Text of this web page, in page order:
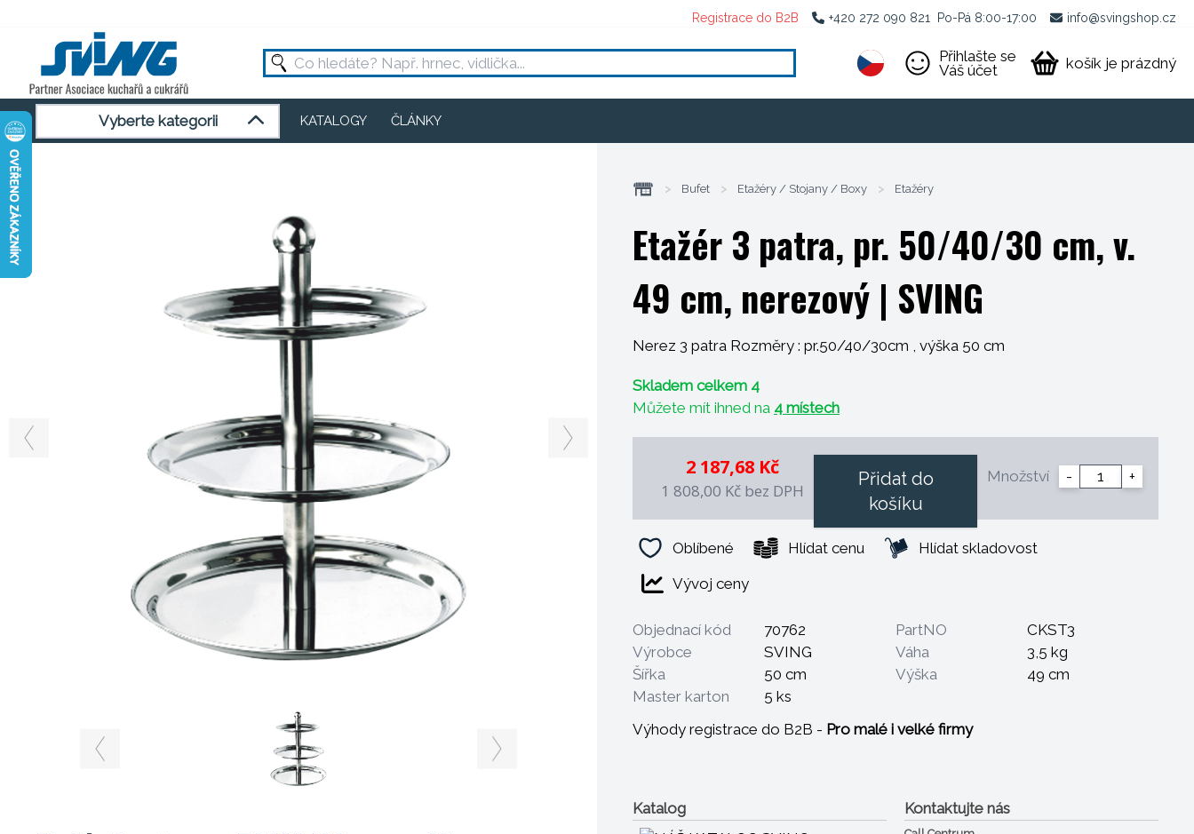
Registrace do B2B +420 272 090 821 Po-Pá 8:00-17:00 info@svingshop.cz
Přihlašte se
Váš účet
košík je prázdný
Vyberte kategorii KATALOGY ČLÁNKY
> Bufet > Etažéry / Stojany / Boxy > Etažéry
Etažér 3 patra, pr. 50/40/30 cm, v.
49 cm, nerezový | SVING
Nerez 3 patra Rozměry : pr.50/40/30cm , výška 50 cm
Skladem celkem 4
Můžete mít ihned na 4 místech
2 187,68 Kč
1 808,00 Kč bez DPH
Množství - +
Přidat do
košíku
Oblíbené Hlídat cenu
Hlídat skladovost
Vývoj ceny
Objednací kód 70762 PartNO
CKST3
Výrobce
SVING Váha
3,5 kg
Šířka
50 cm Výška
49 cm
Master karton
5 ks
Výhody registrace do B2B - Pro malé i velké firmy
Katalog Kontaktujte nás